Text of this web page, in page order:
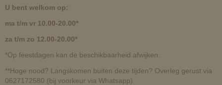
U bent welkom op:
ma t/m vr 10.00-20.00*
za t/m zo 12.00-20.00*
*Op feestdagen kan de beschikbaarheid afwijken.
**Hoge nood? Langskomen buiten deze tijden? Overleg gerust via
0627172580 (bij voorkeur via Whatsapp)